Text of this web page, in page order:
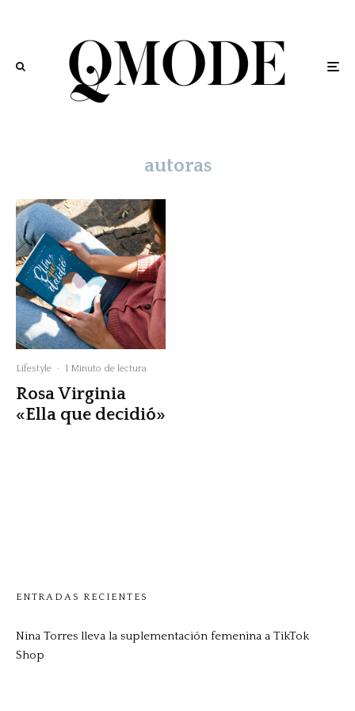
autoras
Lifestyle · 1 Minuto de lectura
Rosa Virginia
«Ella que decidió»
ENTRADAS RECIENTES
Nina Torres lleva la suplementación femenina a TikTok
Shop